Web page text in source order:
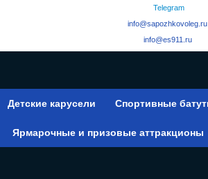
Telegram
info@sapozhkovoleg.ru
info@es911.ru
Детские карусели Спортивные
Ярмарочные и призовые аттракционы